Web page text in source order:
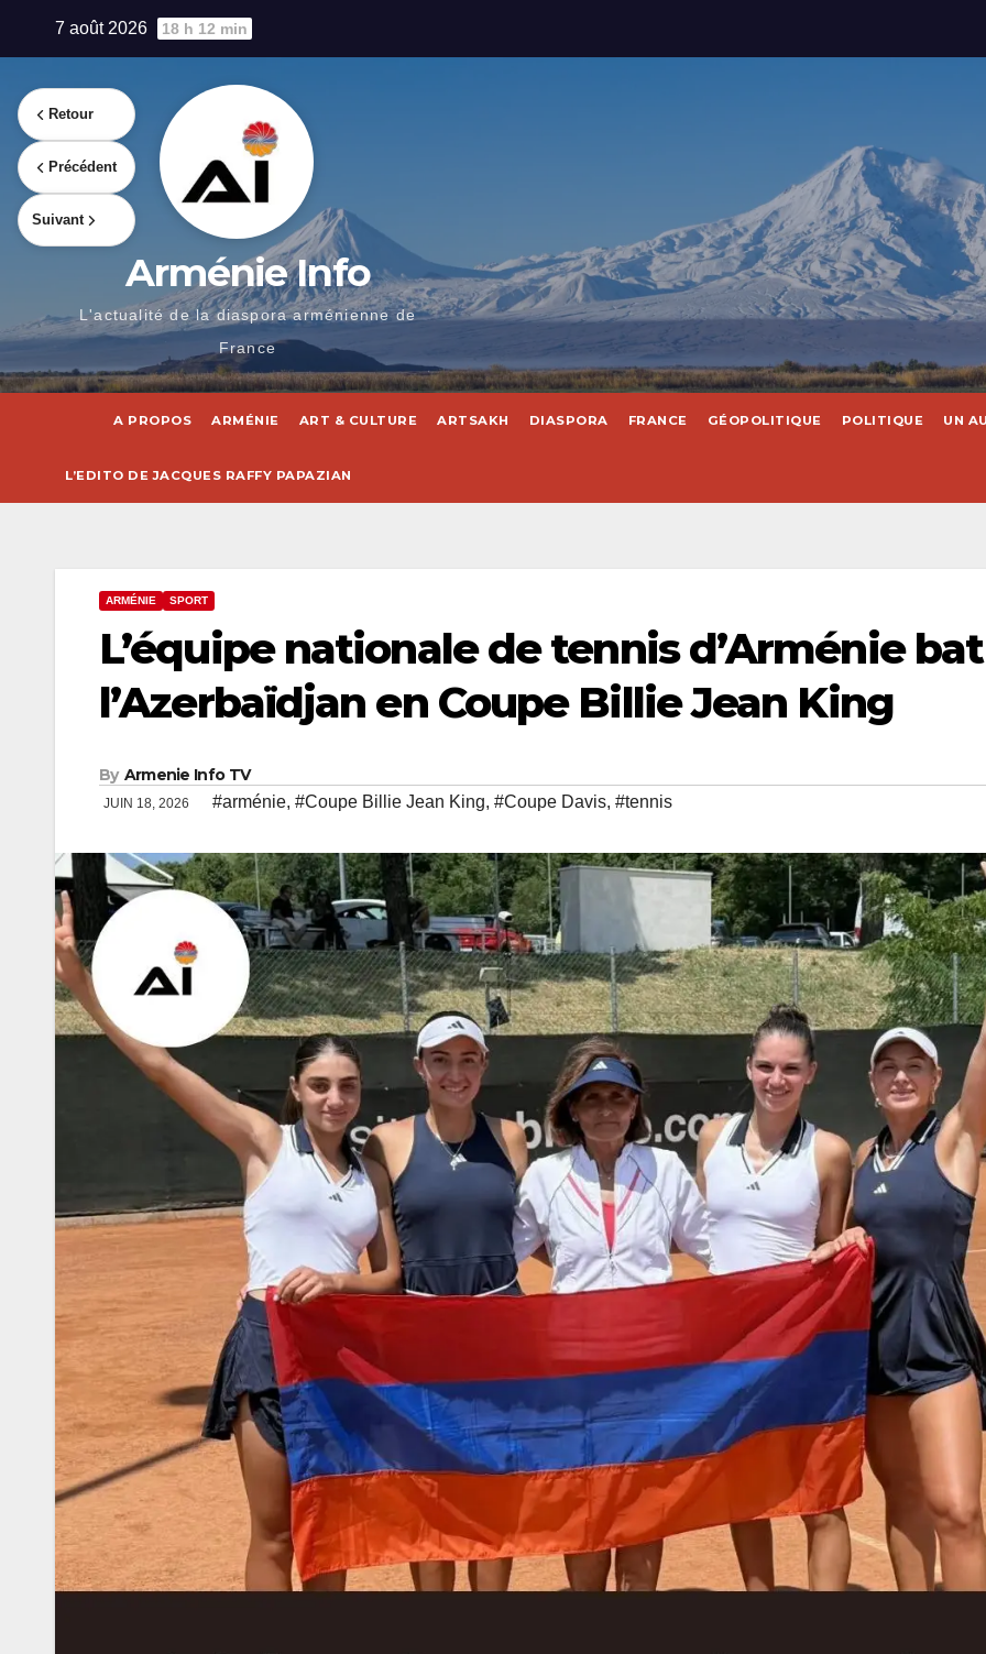
7 août 2026 18 h 12 min
Arménie Info
L'actualité de la diaspora arménienne de
France
A PROPOS ARMÉNIE ART & CULTURE ARTSAKH DIASPORA FRANCE GÉOPOLITIQUE POLITIQUE UN
L’EDITO DE JACQUES RAFFY PAPAZIAN
ARMÉNIE SPORT
L’équipe nationale de tennis d’Arménie bat
l’Azerbaïdjan en Coupe Billie Jean King
By Armenie Info TV
JUIN 18, 2026 #arménie, #Coupe Billie Jean King, #Coupe Davis, #tennis
Retour
Précédent
Suivant